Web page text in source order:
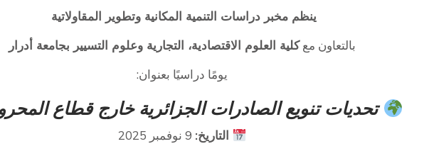
ينظم مخبر دراسات التنمية المكانية وتطوير المقاولاتية
بالتعاون معكلية العلوم الاقتصادية، التجارية وعلوم التسيير بجامعة أدرار
يومًا دراسيًا بعنوان:
تحديات تنويع الصادرات الجزائرية خارج قطاع
التاريخ: